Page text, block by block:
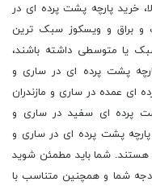
خرید پارچه پشت پرده ای در
و براق و ویسکوز سبک ترین
یا متوسطی داشته باشند،
پشت پرده ای در ساری و
ای عمده در ساری و مازندران
پرده ای سفید در ساری و
پارچه پشت پرده ای در ساری و
هستند. شما باید مطمئن شوید
شما و همچنین متناسب با